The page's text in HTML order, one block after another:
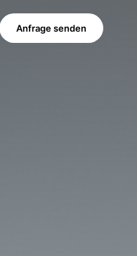
Anfrage senden